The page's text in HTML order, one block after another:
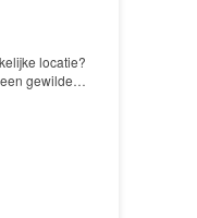
locatie?
gewilde